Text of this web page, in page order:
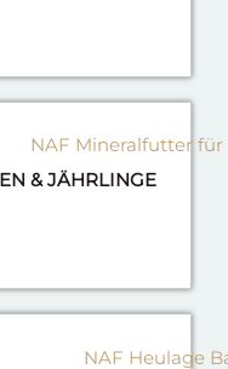
& JÄHRLINGE